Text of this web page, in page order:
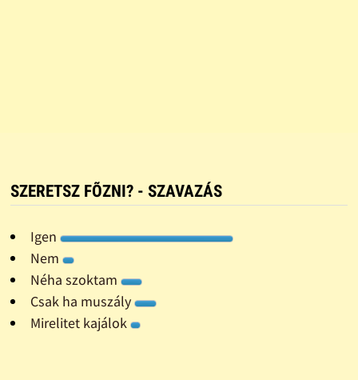
SZERETSZ FÕZNI? - SZAVAZÁS
Igen
Nem
Néha szoktam
Csak ha muszály
Mirelitet kajálok